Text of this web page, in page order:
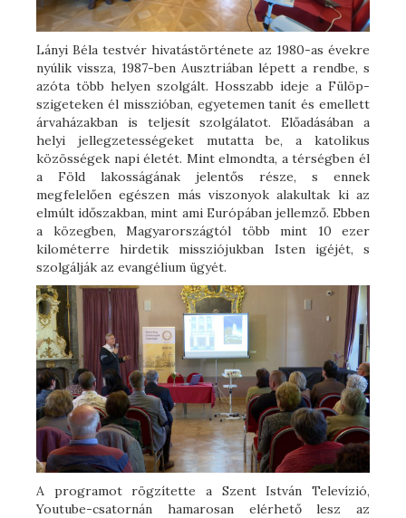
Lányi Béla testvér hivatástörténete az 1980-as évekre
nyúlik vissza, 1987-ben Ausztriában lépett a rendbe, s
azóta több helyen szolgált. Hosszabb ideje a Fülöp-
szigeteken él misszióban, egyetemen tanít és emellett
árvaházakban is teljesít szolgálatot. Előadásában a
helyi jellegzetességeket mutatta be, a katolikus
közösségek napi életét. Mint elmondta, a térségben él
a Föld lakosságának jelentős része, s ennek
megfelelően egészen más viszonyok alakultak ki az
elmúlt időszakban, mint ami Európában jellemző. Ebben
a közegben, Magyarországtól több mint 10 ezer
kilométerre hirdetik missziójukban Isten igéjét, s
szolgálják az evangélium ügyét.
A programot rögzítette a Szent István Televízió,
Youtube-csatornán hamarosan elérhető lesz az